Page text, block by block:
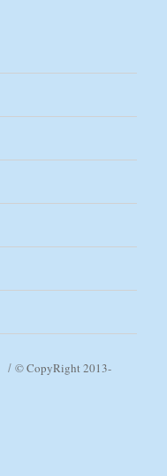
© CopyRight 2013-